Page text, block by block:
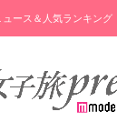
ース＆人気ランキング